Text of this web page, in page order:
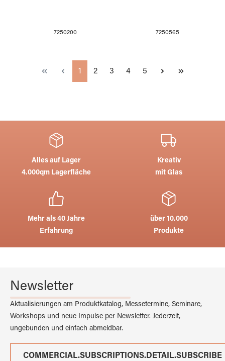
7250200 7250565
Seite
1 Seite
2 Seite
3 Seite
4 Seite
5
Alles auf Lager
4.000qm Lagerfläche
Kreativ
mit Glas
Mehr als 40 Jahre
Erfahrung
über 10.000
Produkte
Newsletter
Aktualisierungen am Produktkatalog, Messetermine, Seminare,
Workshops und neue Impulse per Newsletter. Jederzeit,
ungebunden und einfach abmeldbar.
COMMERCIAL.SUBSCRIPTIONS.DETAIL.SUBSCRIBE